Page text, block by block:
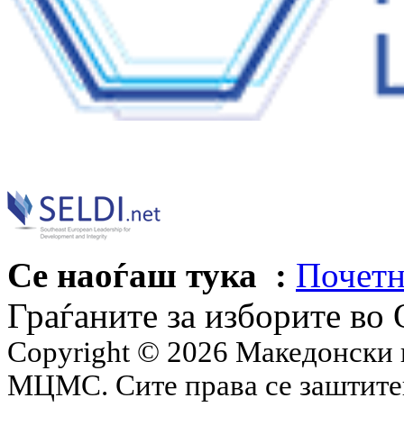
Се наоѓаш тука :
Граѓаните за изборите
Copyright © 2026 Македонски
МЦМС. Сите права се